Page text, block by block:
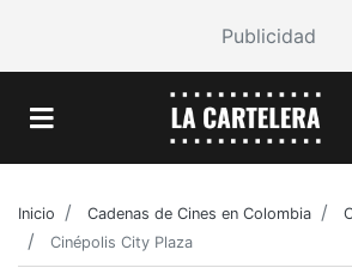
Publicidad
Inicio Cadenas de Cines en Colombia
Cinépolis City Plaza